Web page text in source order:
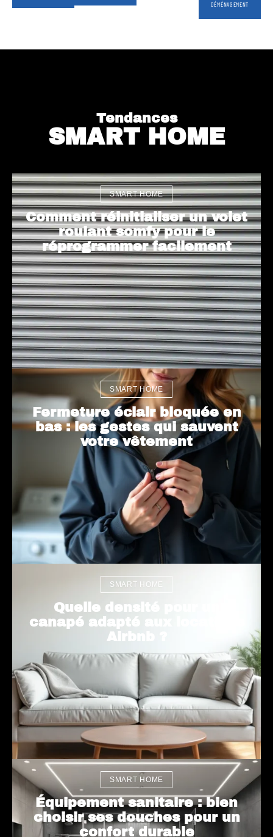
DÉMÉNAGEMENT
Tendances
SMART HOME
SMART HOME
Comment réinitialiser un volet
roulant somfy pour le
réprogrammer facilement
SMART HOME
Fermeture éclair bloquée en
bas : les gestes qui sauvent
votre vêtement
SMART HOME
Quelle densité pour un
canapé adapté aux locations
Airbnb ?
SMART HOME
Équipement sanitaire : bien
choisir ses douches pour un
confort durable